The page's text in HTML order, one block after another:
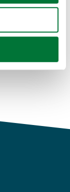
geográfica
activamente
(huellas
procesan sus
web con
y análisis